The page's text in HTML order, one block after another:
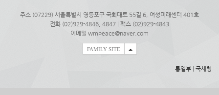
주소 (07229) 서울특별시 영등포구 국회대로 55길 6, 여성미래센터 401호
전화 (02)929-4846, 4847 | 팩스 (02)929-4843
이메일 wmpeace@naver.com
FAMILY SITE
통일부 국세청